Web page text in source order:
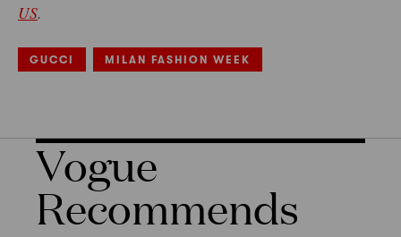
US.
GUCCI MILAN FASHION WEEK
Vogue
Recommends